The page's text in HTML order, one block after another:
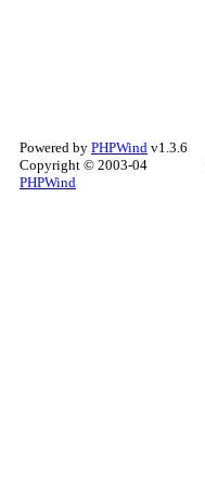
Powered by PHPWind v1.3.6
Copyright © 2003-04
PHPWind